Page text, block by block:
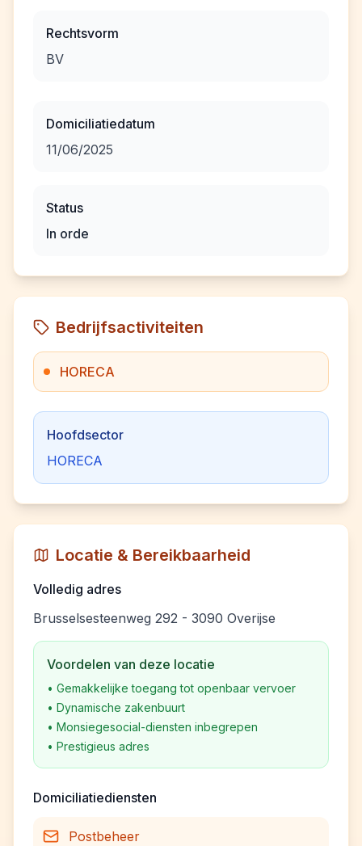
Rechtsvorm
BV
Domiciliatiedatum
11/06/2025
Status
In orde
Bedrijfsactiviteiten
HORECA
Hoofdsector
HORECA
Locatie & Bereikbaarheid
Volledig adres
Brusselsesteenweg 292 - 3090 Overijse
Voordelen van deze locatie
• Gemakkelijke toegang tot openbaar vervoer
• Dynamische zakenbuurt
• Monsiegesocial-diensten inbegrepen
• Prestigieus adres
Domiciliatiediensten
Postbeheer